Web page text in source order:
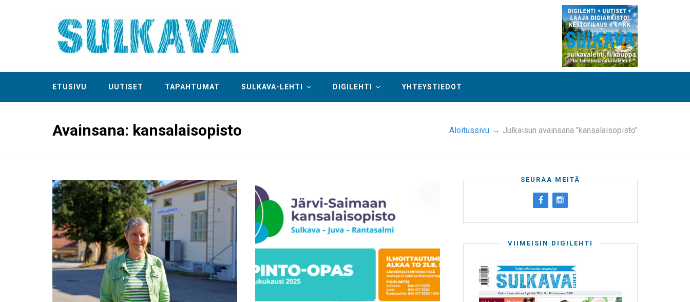
ETUSIVU UUTISET TAPAHTUMAT SULKAVA-LEHTI DIGILEHTI YHTEYSTIEDOT
Avainsana: kansalaisopisto Aloitussivu → Julkaisun avainsana "kansalaisopisto"
SEURAA MEITÄ
VIIMEISIN DIGILEHTI